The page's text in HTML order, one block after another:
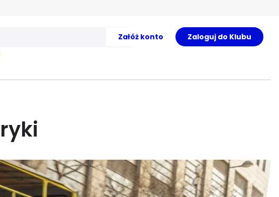
Załóż konto Zaloguj do Klubu